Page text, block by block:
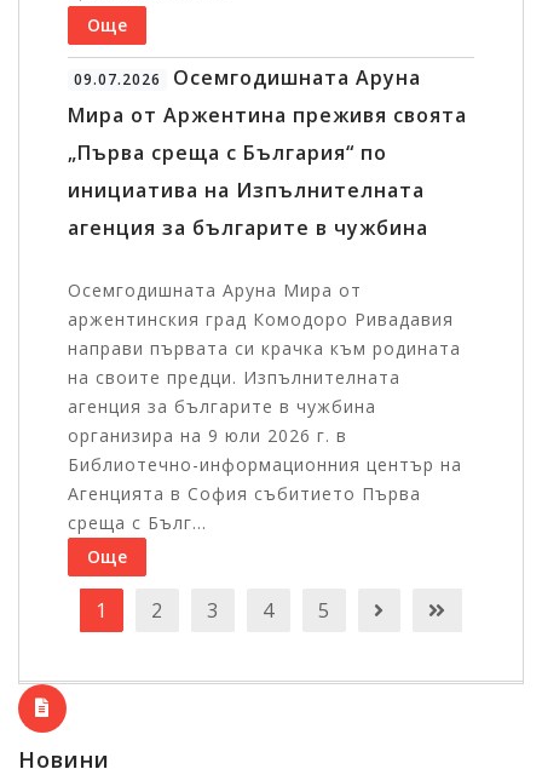
Още
09.07.2026
Осемгодишната Аруна
Мира от Аржентина преживя своята
„Първа среща с България“ по
инициатива на Изпълнителната
агенция за българите в чужбина
Осемгодишната Аруна Мира от
аржентинския град Комодоро Ривадавия
направи първата си крачка към родината
на своите предци. Изпълнителната
агенция за българите в чужбина
организира на 9 юли 2026 г. в
Библиотечно-информационния център на
Агенцията в София събитието Първа
среща с Бълг...
Още
1 2 3 4 5
Новини